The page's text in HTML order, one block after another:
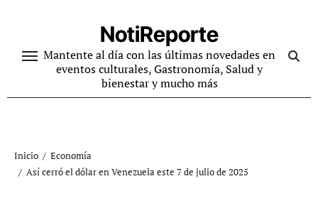
contenido
NotiReporte
Mantente al día con las últimas novedades en
eventos culturales, Gastronomía, Salud y
bienestar y mucho más
Inicio
Economía
Así cerró el dólar en Venezuela este 7 de julio de 2025